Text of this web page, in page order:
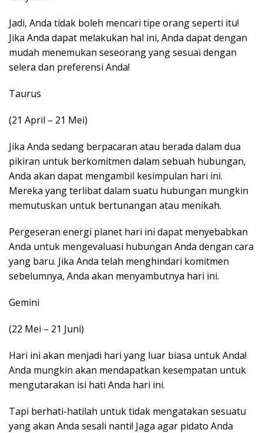
Jadi, Anda tidak boleh mencari tipe orang seperti itu!
Jika Anda dapat melakukan hal ini, Anda dapat dengan
mudah menemukan seseorang yang sesuai dengan
selera dan preferensi Anda!
Taurus
(21 April – 21 Mei)
Jika Anda sedang berpacaran atau berada dalam dua
pikiran untuk berkomitmen dalam sebuah hubungan,
Anda akan dapat mengambil kesimpulan hari ini.
Mereka yang terlibat dalam suatu hubungan mungkin
memutuskan untuk bertunangan atau menikah.
Pergeseran energi planet hari ini dapat menyebabkan
Anda untuk mengevaluasi hubungan Anda dengan cara
yang baru. Jika Anda telah menghindari komitmen
sebelumnya, Anda akan menyambutnya hari ini.
Gemini
(22 Mei – 21 Juni)
Hari ini akan menjadi hari yang luar biasa untuk Anda!
Anda mungkin akan mendapatkan kesempatan untuk
mengutarakan isi hati Anda hari ini.
Tapi berhati-hatilah untuk tidak mengatakan sesuatu
yang akan Anda sesali nanti! Jaga agar pidato Anda